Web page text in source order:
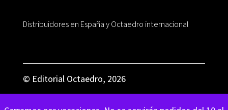
Distribuidores en España y Octaedro internacional
© Editorial Octaedro, 2026